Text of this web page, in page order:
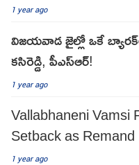
1 year ago
విజయవాడ జైల్లో ఒకే
కసిరెడ్డి, పీఎస్ఆర్!
1 year ago
Vallabhaneni Vamsi
Setback as
1 year ago